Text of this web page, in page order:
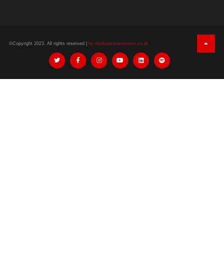
©Copyright 2023. All rights reserved | by mediaasuransinews.co.id.